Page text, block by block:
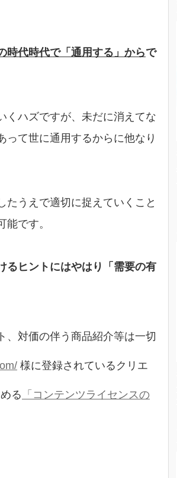
時代時代で「通用する」からで
くハズですが、未だに消えてな
って世に通用するからに他なり
たうえで適切に捉えていくこと
です。
るヒントにはやはり「需要の有
対価の伴う商品紹介等は一切
様に登録されているクリエ
る 「コンテンツライセンスの